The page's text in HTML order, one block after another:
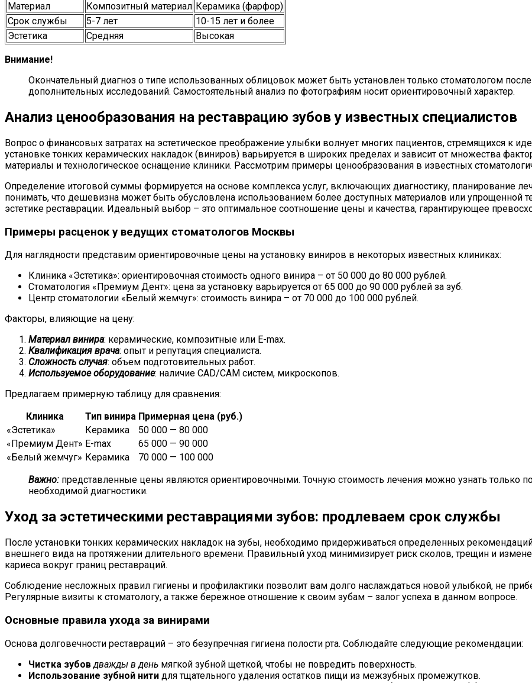
Материал
Композитный материал Керамика (фарфор)
Срок службы
5-7 лет
10-15 лет и более
Эстетика
Средняя Высокая
Внимание!
Окончательный диагноз о типе использованных облицовок может быть установлен только стоматологом
дополнительных исследований. Самостоятельный анализ по фотографиям носит ориентировочный характер.
Анализ ценообразования на реставрацию зубов у известных специалистов
Вопрос о финансовых затратах на эстетическое преображение улыбки волнует многих пациентов, стремящихся к
установке тонких керамических накладок (виниров) варьируется в широких пределах и зависит от множества
материалы и технологическое оснащение клиники. Рассмотрим примеры ценообразования в известных
Определение итоговой суммы формируется на основе комплекса услуг, включающих диагностику, планирование
понимать, что дешевизна может быть обусловлена использованием более доступных материалов или упрощенной
эстетике реставрации. Идеальный выбор – это оптимальное соотношение цены и качества, гарантирующее
Примеры расценок у ведущих стоматологов Москвы
Для наглядности представим ориентировочные цены на установку виниров в некоторых известных клиниках:
Клиника «Эстетика»: ориентировочная стоимость одного винира – от 50 000 до 80 000 рублей.
Стоматология «Премиум Дент»: цена за установку варьируется от 65 000 до 90 000 рублей за зуб.
Центр стоматологии «Белый жемчуг»: стоимость винира – от 70 000 до 100 000 рублей.
Факторы, влияющие на цену:
Материал винира: керамические, композитные или E-max.
Квалификация врача: опыт и репутация специалиста.
Сложность случая: объем подготовительных работ.
Используемое оборудование: наличие CAD/CAM систем, микроскопов.
Предлагаем примерную таблицу для сравнения:
Клиника
Тип винира Примерная цена (руб.)
«Эстетика»
Керамика
50 000 — 80 000
«Премиум Дент» E-max
65 000 — 90 000
«Белый жемчуг» Керамика
70 000 — 100 000
Важно: представленные цены являются ориентировочными. Точную стоимость лечения можно узнать только
необходимой диагностики.
Уход за эстетическими реставрациями зубов: продлеваем срок службы
После установки тонких керамических накладок на зубы, необходимо придерживаться определенных
внешнего вида на протяжении длительного времени. Правильный уход минимизирует риск сколов, трещин и
кариеса вокруг границ реставраций.
Соблюдение несложных правил гигиены и профилактики позволит вам долго наслаждаться новой улыбкой, не
Регулярные визиты к стоматологу, а также бережное отношение к своим зубам – залог успеха в данном вопросе.
Основные правила ухода за винирами
Основа долговечности реставраций – это безупречная гигиена полости рта. Соблюдайте следующие рекомендации:
Чистка зубов дважды в день мягкой зубной щеткой, чтобы не повредить поверхность.
Использование зубной нити для тщательного удаления остатков пищи из межзубных промежутков.